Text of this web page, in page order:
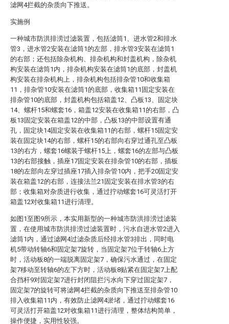
滤网4拦截的杂质向下推送。
实施例
一种城市防洪排涝过滤装置，包括滤筒1、进水管2和排水
管3，进水管2安装在滤筒1的左部，排水管3安装在滤筒1
的右部；还包括除杂机构、排杂机构和封盖机构，除杂机
构安装在滤筒1内，排杂机构安装在滤筒1的底部，封盖机
构安装在排杂机构上，排杂机构包括排杂管10和收集箱
11，排杂管10安装在滤筒1的底部，收集箱11固定安装在
排杂管10的底部，封盖机构包括箱盖12、凸板13、固定块
14、螺杆15和螺套16，箱盖12安装在收集箱11的右部，凸
板13固定安装在箱盖12的中部，凸板13的中部设置有通
孔，固定块14固定安装在收集箱11的右部，螺杆15固定安
装在固定块14的右部，螺杆15的右部向右穿过通孔至凸板
13的右方，螺套16螺装于螺杆15上，螺套16的左部与凸板
13的右部接触，插座17固定安装在排杂管10的右部，插板
18的左部向左穿过插座17插入排杂管10内，把手20固定安
装在箱盖12的右部，连接法兰21固定安装在排水管3的右
部；收集箱对杂质进行收集，通过拧动螺套16可灵活打开
箱盖12对收集箱11进行清理。
如图1至图9所示，本实用新型的一种城市防洪排涝过滤装
置，在使用城市防洪排涝过滤装置时，污水自进水管2进入
滤筒1内，通过滤网4过滤杂质后经排水管3排出，同时电
机5带动转轴6和固定架7旋转，当固定架7位于转轴6上方
时，活动板8的一端脱离固定架7，确保污水通过，在固定
架7移动至转轴6的左下方时，活动板8贴紧在固定架7上配
合挡杆9对固定架7进行封闭阻拦污水向下穿过固定架7，
固定架7的旋转可将滤网4拦截的杂质向下推送至排杂管10
排入收集箱11内，有效防止滤网4淤堵，通过拧动螺套16
可灵活打开箱盖12对收集箱11进行清理，整体结构简单，
操作便捷，实用性较强。